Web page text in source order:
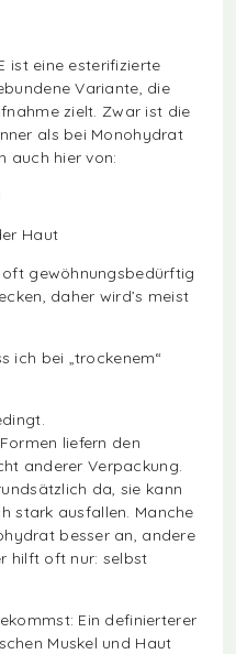
ist eine esterifizierte
Variante, die
zielt. Zwar ist die
als bei Monohydrat
auch hier von:
Haut
gewöhnungsbedürftig
daher wird’s meist
ich bei „trockenem“
liefern den
anderer Verpackung.
da, sie kann
stark ausfallen. Manche
besser an, andere
hilft oft nur: selbst
Ein definierterer
Muskel und Haut